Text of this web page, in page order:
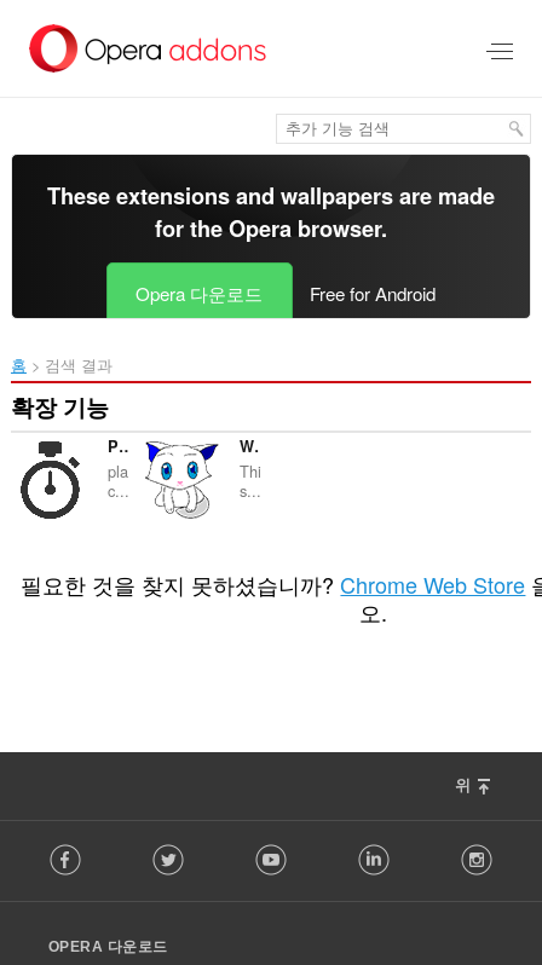
건
These extensions and wallpapers are made
for theOpera browser.
Opera 다운로드 Free for Android
홈 검색 결과
확장 기능
Page timer
pla
c...
등
급
Webmiu
Thi
s...
등
급
필요한 것을 찾지 못하셨습니까? Chrome Web Store
오.
위
o
w
Facebook Twitter Youtube LinkedIn
OPERA 다운로드